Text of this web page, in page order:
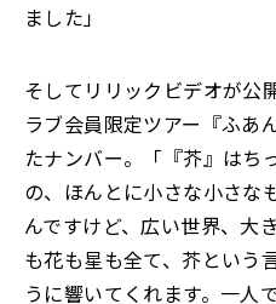
ました」
そしてリリックビデオが公
ラブ会員限定ツアー『ふあ
たナンバー。「『芥』はち
の、ほんとに小さな小さな
んですけど、広い世界、大
も花も星も全て、芥という
うに響いてくれます。一人